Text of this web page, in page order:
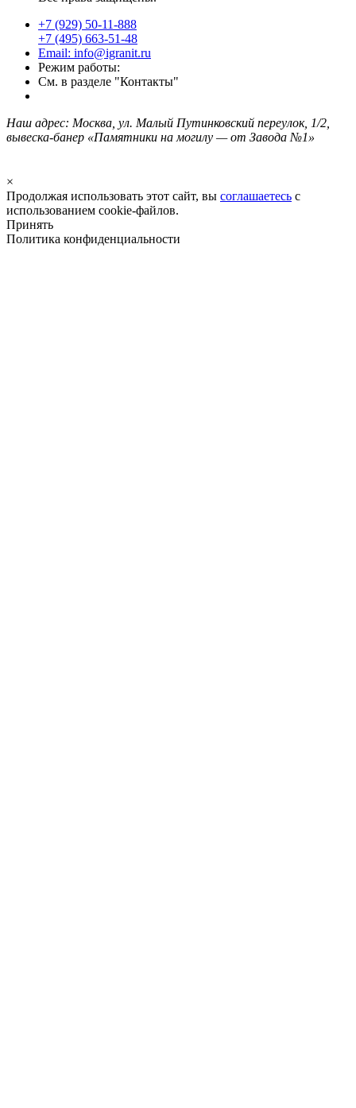
+7 (929) 50-11-888
+7 (495) 663-51-48
Email: info@igranit.ru
Режим работы:
См. в разделе "Контакты"
Наш адрес: Москва, ул. Малый Путинковский переулок, 1/2,
вывеска-банер «Памятники на могилу — от Завода №1»
×
Продолжая использовать этот сайт, вы соглашаетесь с
использованием cookie-файлов.
Принять
Политика конфиденциальности